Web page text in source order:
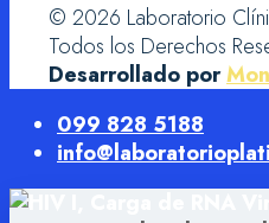
© 2026 Laboratorio
Todos los Derechos
Desarrollado por
099 828 5188